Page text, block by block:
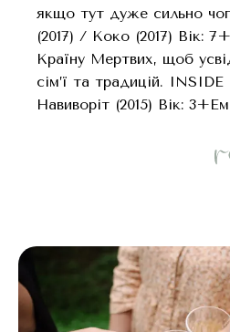
якщо тут дуже сильно
(2017) / Коко (2017) Вік:
Країну Мертвих, щоб
сім’ї та традицій.
Навиворіт (2015) Вік: